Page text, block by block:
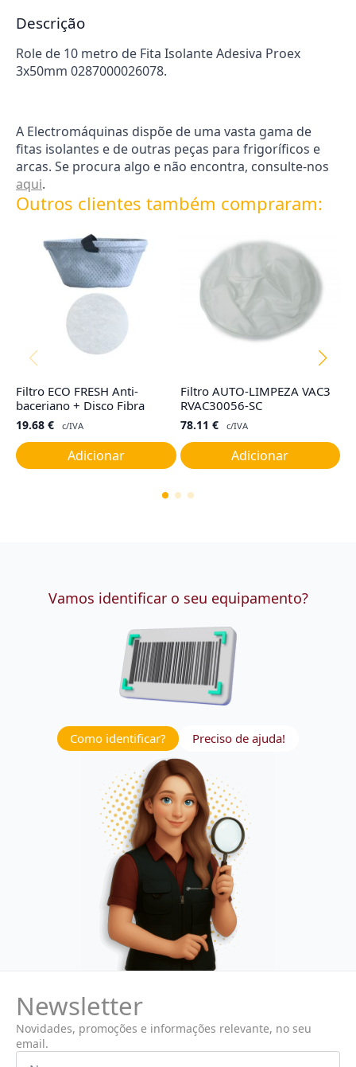
0287000026078
Descrição
Role de 10 metro de Fita Isolante Adesiva Proex
3x50mm 0287000026078.
A Electromáquinas dispõe de uma vasta gama de
fitas isolantes e de outras peças para frigoríficos e
arcas. Se procura algo e não encontra, consulte-nos
aqui.
Outros clientes também compraram:
Filtro ECO FRESH Anti-
baceriano + Disco Fibra
19.68 € c/IVA
Adicionar
Filtro AUTO-LIMPEZA VAC3
RVAC30056-SC
78.11 € c/IVA
Adicionar
Vamos identificar o seu equipamento?
Como identificar? Preciso de ajuda!
Newsletter
Novidades, promoções e informações relevante, no seu
email.
Nome